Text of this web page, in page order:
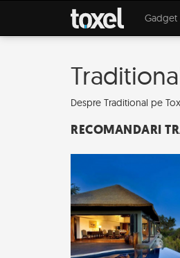
Gadget
Despre Traditional pe
RECOMANDARI